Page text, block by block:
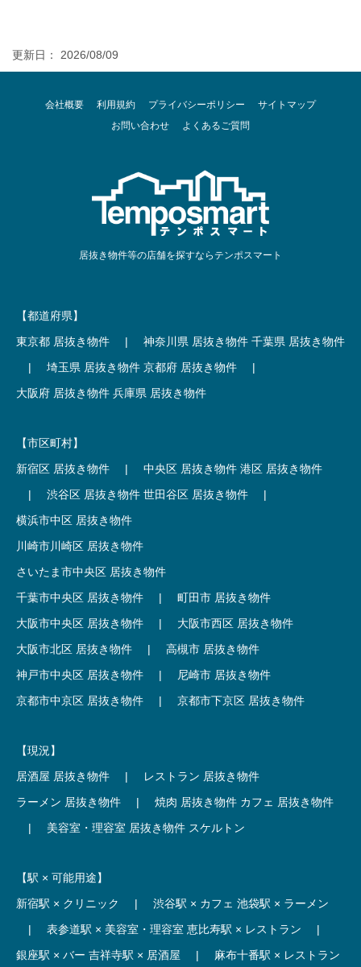
更新日： 2026/08/09
会社概要 利用規約 プライバシーポリシー
サイトマップ
お問い合わせ
よくあるご質問
居抜き物件等の店舗を探すならテンポスマート
【都道府県】
東京都 居抜き物件
| 神奈川県 居抜き物件 千葉県 居抜き物件
|
埼玉県 居抜き物件 京都府 居抜き物件
|
大阪府 居抜き物件 兵庫県 居抜き物件
【市区町村】
新宿区 居抜き物件
| 中央区 居抜き物件 港区 居抜き物件
|
渋谷区 居抜き物件 世田谷区 居抜き物件
|
横浜市中区 居抜き物件
川崎市川崎区 居抜き物件
さいたま市中央区 居抜き物件
千葉市中央区 居抜き物件
|
町田市 居抜き物件
大阪市中央区 居抜き物件
|
大阪市西区 居抜き物件
大阪市北区 居抜き物件
|
高槻市 居抜き物件
神戸市中央区 居抜き物件
|
尼崎市 居抜き物件
京都市中京区 居抜き物件
| 京都市下京区 居抜き物件
【現況】
居酒屋 居抜き物件
|
レストラン 居抜き物件
ラーメン 居抜き物件
| 焼肉 居抜き物件 カフェ 居抜き物件
|
美容室・理容室 居抜き物件 スケルトン
【駅 × 可能用途】
新宿駅 × クリニック
| 渋谷駅 × カフェ 池袋駅 × ラーメン
|
表参道駅 × 美容室・理容室 恵比寿駅 × レストラン
|
銀座駅 × バー 吉祥寺駅 × 居酒屋 | 麻布十番駅 × レストラン